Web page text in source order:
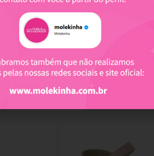
Produtos relacionados